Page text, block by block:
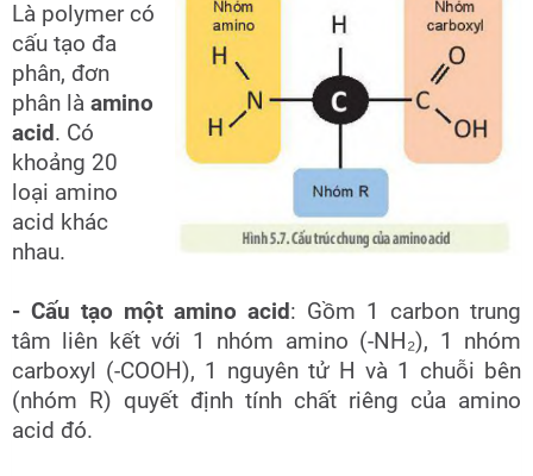
Là polymer có
cấu tạo đa
phân, đơn
phân là amino
acid. Có
khoảng 20
loại amino
acid khác
nhau.
- Cấu tạo một amino acid: Gồm 1 carbon trung
tâm liên kết với 1 nhóm amino (-NH₂), 1 nhóm
carboxyl (-COOH), 1 nguyên tử H và 1 chuỗi bên
(nhóm R) quyết định tính chất riêng của amino
acid đó.